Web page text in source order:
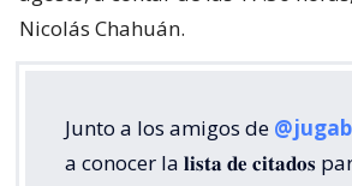
Nicolás Chahuán.
Junto a los amigos de
a conocer la 𝐥𝐢𝐬𝐭𝐚 𝐝𝐞 𝐜𝐢𝐭𝐚𝐝𝐨𝐬